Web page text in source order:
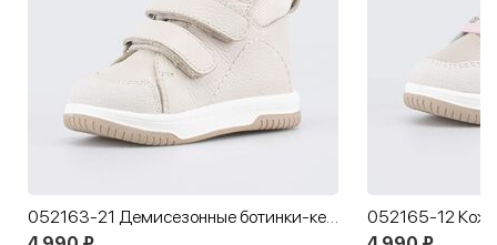
052163-21 Демисезонные ботинки-кеды Котенок